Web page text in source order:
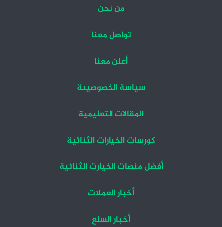
من نحن
تواصل معنا
أعلن معنا
سياسة الخصوصيىة
المقالات التعليمية
كورسات الخيارات الثنائية
أفضل منصات الخيارت الثنائية
أخبار العملات
أخبار السلع